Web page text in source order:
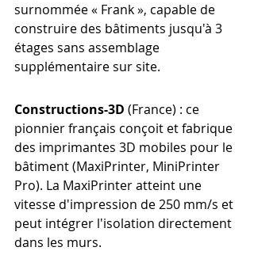
surnommée « Frank », capable de
construire des bâtiments jusqu'à 3
étages sans assemblage
supplémentaire sur site.
Constructions-3D (France) : ce
pionnier français conçoit et fabrique
des imprimantes 3D mobiles pour le
bâtiment (MaxiPrinter, MiniPrinter
Pro). La MaxiPrinter atteint une
vitesse d'impression de 250 mm/s et
peut intégrer l'isolation directement
dans les murs.